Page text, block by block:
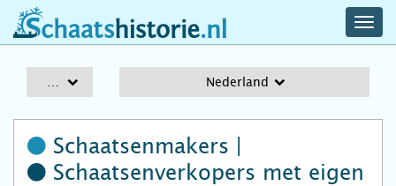
schaatshistorie.nl
Nederland
Schaatsenmakers |
Schaatsenverkopers met eigen